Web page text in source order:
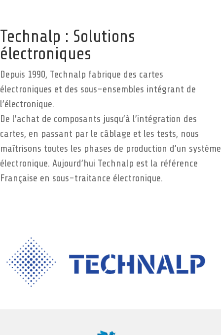
Technalp : Solutions
électroniques
Depuis 1990, Technalp fabrique des cartes
électroniques et des sous-ensembles intégrant de
l’électronique.
De l’achat de composants jusqu’à l’intégration des
cartes, en passant par le câblage et les tests, nous
maîtrisons toutes les phases de production d’un système
électronique. Aujourd’hui Technalp est la référence
Française en sous-traitance électronique.